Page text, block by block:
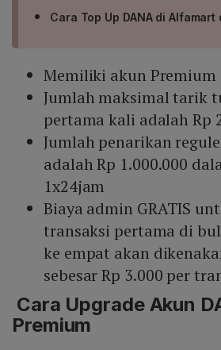
Cara Top Up DANA di
Memiliki akun Premium
Jumlah maksimal tarik
pertama kali adalah Rp
Jumlah penarikan
adalah Rp 1.000.000
1x24jam
Biaya admin GRATIS
transaksi pertama di
ke empat akan
sebesar Rp 3.000 per
Cara Upgrade Akun
Premium